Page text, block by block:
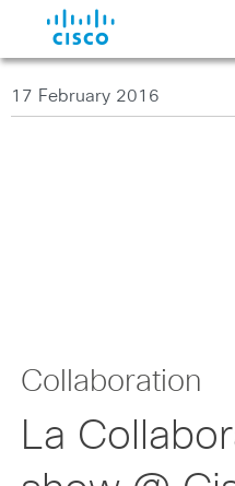
17 February 2016
Collaboration
La